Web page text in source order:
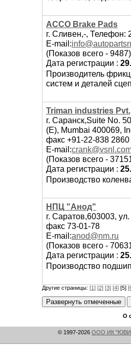
ACCO Brake Pads
г. Сливен,-, Телефон:
E-mail:
(Показов всего - 9487)
Дата регистрации :
Производитель
систем и деталей
Triman industries
г. Саранск,Suite No.
(E), Mumbai 400069,
факс +91-22-838 2860
E-mail:
(Показов всего -
Дата регистрации :
Производство
НПЦ "Анод"
г. Саратов,603003,
факс 73-01-78
E-mail:anod@nm.ru
(Показов всего -
Дата регистрации :
Производство
Другие страницы: [1] [2] [3] [4] [5]
О
© 1997-2026 ООО ИК